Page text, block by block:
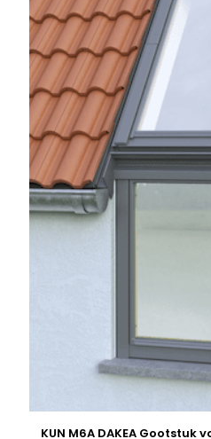
KUN M6A DAKEA Gootstuk